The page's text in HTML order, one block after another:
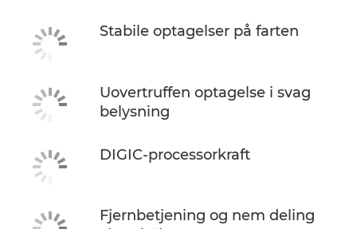
Stabile optagelser på farten
Uovertruffen optagelse i svag
belysning
DIGIC-processorkraft
Fjernbetjening og nem deling